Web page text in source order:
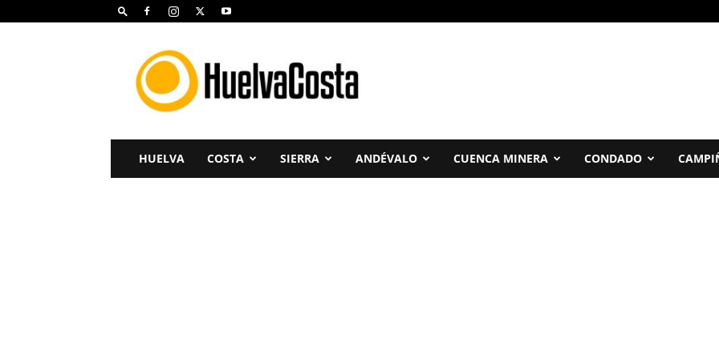
Huelva
Costa
HUELVA COSTA SIERRA ANDÉVALO CUENCA MINERA CONDADO